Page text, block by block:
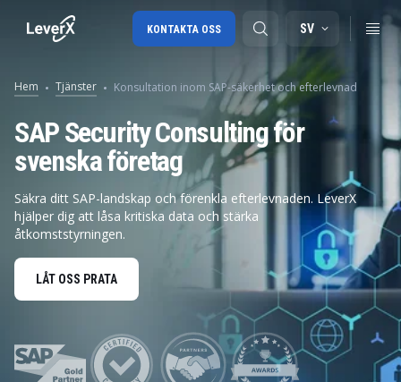
SAP-konsulttjänster
SAP Ariba
SV
KONTAKTA OSS
Hem Tjänster Konsultation inom SAP-säkerhet och efterlevnad
SAP Security Consulting för
svenska företag
Säkra ditt SAP-landskap och förenkla efterlevnaden. LeverX
hjälper dig att låsa kritiska data och stärka
åtkomststyrningen.
LÅT OSS PRATA